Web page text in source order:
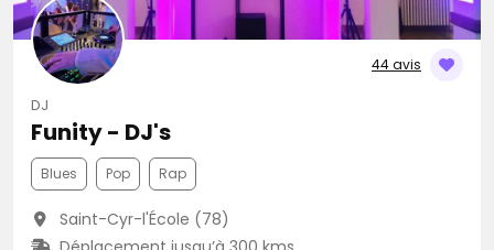
44 avis
DJ
Funity - DJ's
Blues Pop Rap
Saint-Cyr-l'École (78)